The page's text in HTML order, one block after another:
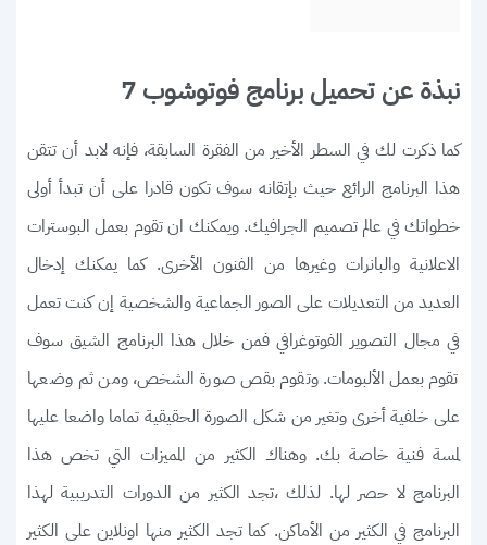
نبذة عن تحميل برنامج فوتوشوب 7
كما ذكرت لك في السطر الأخير من الفقرة السابقة، فإنه لابد أن تتقن
هذا البرنامج الرائع حيث بإتقانه سوف تكون قادرا على أن تبدأ أولى
خطواتك في عالم تصميم الجرافيك. ويمكنك ان تقوم بعمل البوسترات
الاعلانية والبانرات وغيرها من الفنون الأخرى. كما يمكنك إدخال
العديد من التعديلات على الصور الجماعية والشخصية إن كنت تعمل
في مجال التصوير الفوتوغرافي فمن خلال هذا البرنامج الشيق سوف
تقوم بعمل الألبومات. وتقوم بقص صورة الشخص، ومن ثم وضعها
على خلفية أخرى وتغير من شكل الصورة الحقيقية تماما واضعا عليها
لمسة فنية خاصة بك. وهناك الكثير من المميزات التي تخص هذا
البرنامج لا حصر لها. لذلك ،تجد الكثير من الدورات التدريبية لهذا
البرنامج في الكثير من الأماكن. كما تجد الكثير منها اونلاين على الكثير